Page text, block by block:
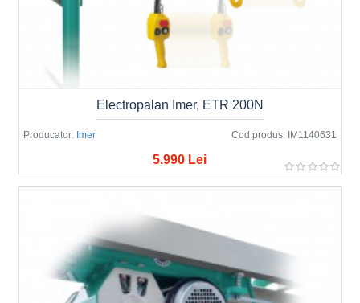
Producator: Imer Cod produs: IM1140631
Electropalan Imer, ETR 200N
5.990 Lei